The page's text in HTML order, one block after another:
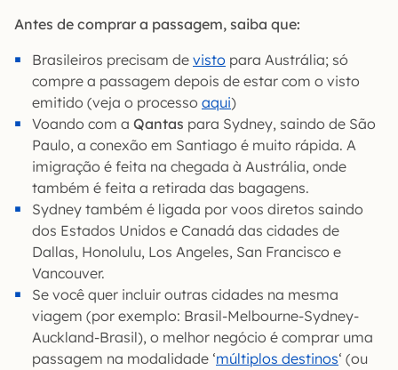
Antes de comprar a passagem, saiba que:
Brasileiros precisam de visto para Austrália; só
compre a passagem depois de estar com o visto
emitido (veja o processo aqui)
Voando com a Qantas para Sydney, saindo de São
Paulo, a conexão em Santiago é muito rápida. A
imigração é feita na chegada à Austrália, onde
também é feita a retirada das bagagens.
Sydney também é ligada por voos diretos saindo
dos Estados Unidos e Canadá das cidades de
Dallas, Honolulu, Los Angeles, San Francisco e
Vancouver.
Se você quer incluir outras cidades na mesma
viagem (por exemplo: Brasil-Melbourne-Sydney-
Auckland-Brasil), o melhor negócio é comprar uma
passagem na modalidade ‘múltiplos destinos‘ (ou